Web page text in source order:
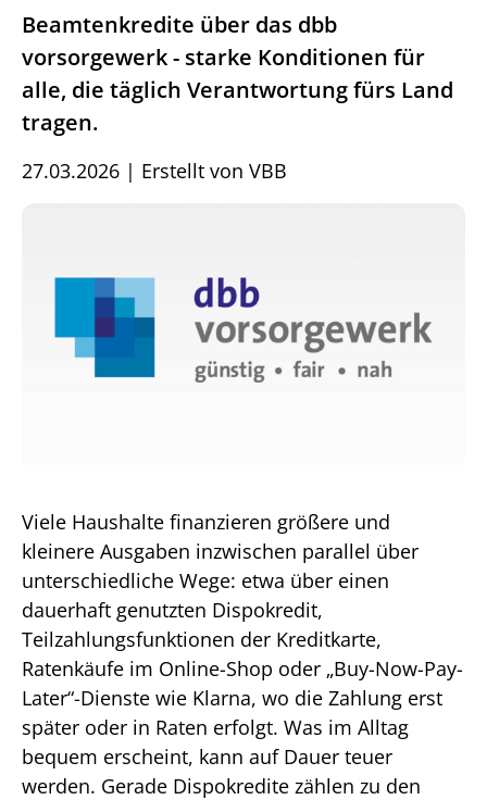
Beamtenkredite über das dbb
vorsorgewerk - starke Konditionen für
alle, die täglich Verantwortung fürs Land
tragen.
27.03.2026 | Erstellt von VBB
Viele Haushalte finanzieren größere und
kleinere Ausgaben inzwischen parallel über
unterschiedliche Wege: etwa über einen
dauerhaft genutzten Dispokredit,
Teilzahlungsfunktionen der Kreditkarte,
Ratenkäufe im Online-Shop oder „Buy-Now-Pay-
Later“-Dienste wie Klarna, wo die Zahlung erst
später oder in Raten erfolgt. Was im Alltag
bequem erscheint, kann auf Dauer teuer
werden. Gerade Dispokredite zählen zu den